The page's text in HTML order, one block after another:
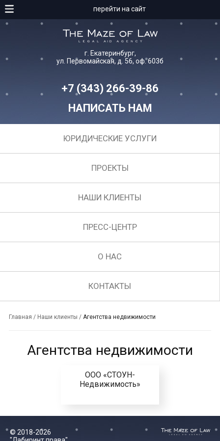
перейти на сайт
г. Екатеринбург,
ул. Первомайская, д. 56, оф. 603б
+7 (343) 266-39-86
НАПИСАТЬ НАМ
ЮРИДИЧЕСКИЕ УСЛУГИ
ПРОЕКТЫ
НАШИ КЛИЕНТЫ
ПРЕСС-ЦЕНТР
О НАС
КОНТАКТЫ
Главная / Наши клиенты / Агентства недвижимости
Агентства недвижимости
ООО «СТОУН-
Недвижимость»
© 2018-2026